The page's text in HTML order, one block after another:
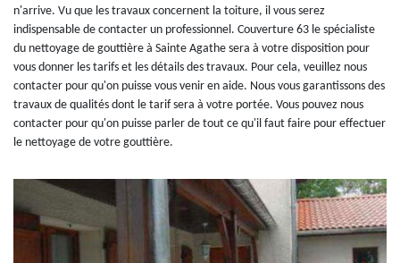
n'arrive. Vu que les travaux concernent la toiture, il vous serez
indispensable de contacter un professionnel. Couverture 63 le spécialiste
du nettoyage de gouttière à Sainte Agathe sera à votre disposition pour
vous donner les tarifs et les détails des travaux. Pour cela, veuillez nous
contacter pour qu'on puisse vous venir en aide. Nous vous garantissons des
travaux de qualités dont le tarif sera à votre portée. Vous pouvez nous
contacter pour qu'on puisse parler de tout ce qu'il faut faire pour effectuer
le nettoyage de votre gouttière.